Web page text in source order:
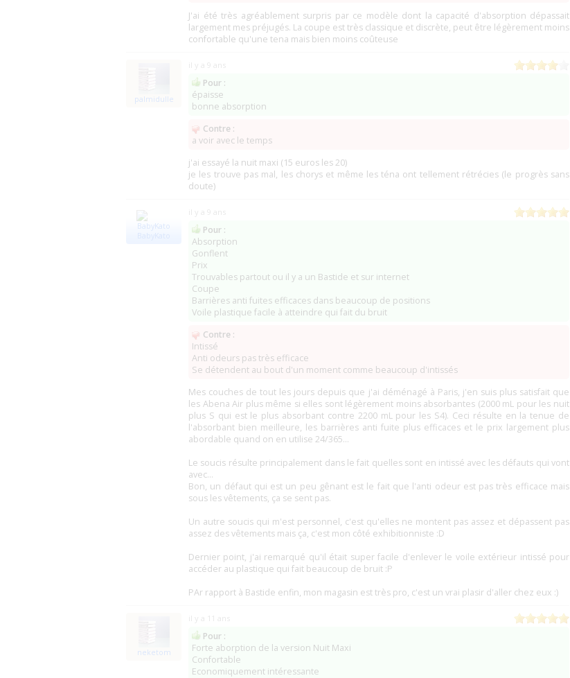
J'ai été très agréablement surpris par ce modèle dont la capacité d'absorption dépassait
largement mes préjugés. La coupe est très classique et discrète, peut être légèrement moins
confortable qu'une tena mais bien moins coûteuse
palmidulle
Pour :
épaisse
bonne absorption
Contre :
a voir avec le temps
j'ai essayé la nuit maxi (15 euros les 20)
je les trouve pas mal, les chorys et même les téna ont tellement rétrécies (le progrès sans
doute)
BabyKato
Pour :
Absorption
Gonflent
Prix
Trouvables partout ou il y a un Bastide et sur internet
Coupe
Barrières anti fuites efficaces dans beaucoup de positions
Voile plastique facile à atteindre qui fait du bruit
Contre :
Intissé
Anti odeurs pas très efficace
Se détendent au bout d'un moment comme beaucoup d'intissés
Mes couches de tout les jours depuis que j'ai déménagé à Paris, j'en suis plus satisfait que
les Abena Air plus même si elles sont légèrement moins absorbantes (2000 mL pour les nuit
plus S qui est le plus absorbant contre 2200 mL pour les S4). Ceci résulte en la tenue de
l'absorbant bien meilleure, les barrières anti fuite plus efficaces et le prix largement plus
abordable quand on en utilise 24/365...
Le soucis résulte principalement dans le fait quelles sont en intissé avec les défauts qui vont
avec...
Bon, un défaut qui est un peu gênant est le fait que l'anti odeur est pas très efficace mais
sous les vêtements, ça se sent pas.
Un autre soucis qui m'est personnel, c'est qu'elles ne montent pas assez et dépassent pas
assez des vêtements mais ça, c'est mon côté exhibitionniste :D
Dernier point, j'ai remarqué qu'il était super facile d'enlever le voile extérieur intissé pour
accéder au plastique qui fait beaucoup de bruit :P
PAr rapport à Bastide enfin, mon magasin est très pro, c'est un vrai plasir d'aller chez eux :)
neketom
Pour :
Forte aborption de la version Nuit Maxi
Confortable
Economiquement intéressante